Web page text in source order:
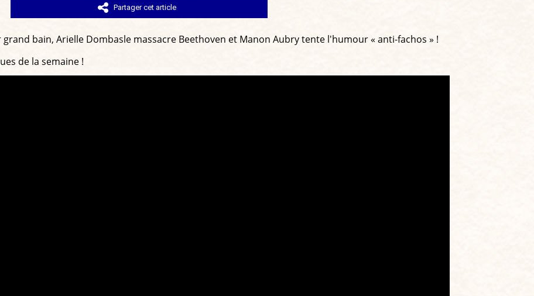
Partager cet article
bain, Arielle Dombasle massacre Beethoven et Manon Aubry tente l'humour « anti-fachos » !
de la semaine !